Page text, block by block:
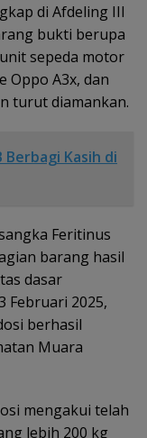
di Afdeling III
bukti berupa
sepeda motor
Oppo A3x, dan
turut diamankan.
Berbagi Kasih di
Feritinus
barang hasil
dasar
Februari 2025,
berhasil
Muara
mengakui telah
lebih 200 kg